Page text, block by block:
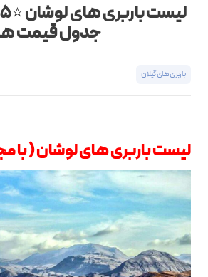
جدول قیمت
باربری های گیلان
لیست باربری های لوشان ( با